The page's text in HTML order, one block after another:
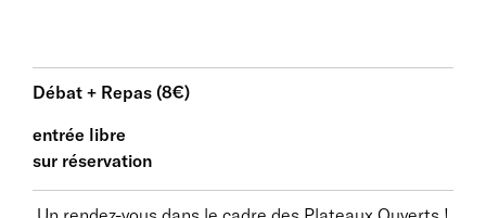
Débat + Repas (8€)
entrée libre
sur réservation